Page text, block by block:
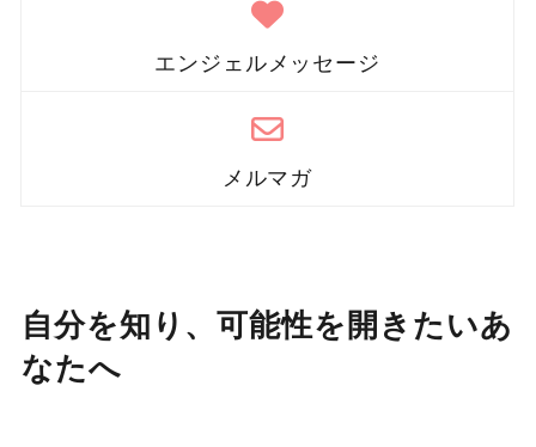
エンジェルメッセージ
メルマガ
自分を知り、可能性を開きたいあ
なたへ